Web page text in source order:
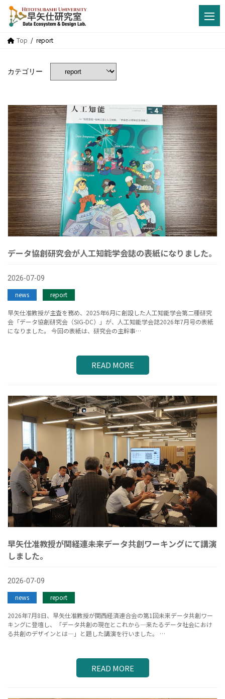
Top report
カテゴリー
データ協創研究会が人工知能学会誌の表紙になりました。
2026-07-09
news report
早矢仕准教授が主査を務め、2025年6月に創設した人工知能学会第二種研究
会「データ協創研究会（SIG-DC）」が、人工知能学会誌2026年7月号の表紙
になりました。 今回の表紙は、研究会の主幹事…
READ MORE
早矢仕准教授が関経連未来データ共創ワーキングにて講演
しました。
2026-07-09
news report
2026年7月8日、早矢仕准教授が関西経済連合会の第1回未来データ共創ワー
キングに登壇し、「データ共創の現在とこれから―来たるデータ社会におけ
る共創のデザインとは―」と題した講演を行いました。 …
READ MORE